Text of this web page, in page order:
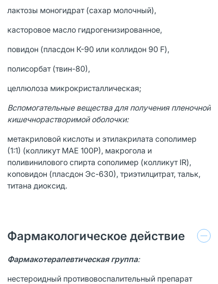
лактозы моногидрат (сахар молочный),
касторовое масло гидрогенизированное,
повидон (пласдон К-90 или коллидон 90 F),
полисорбат (твин-80),
целлюлоза микрокристаллическая;
Вспомогательные вещества для получения пленочной
кишечнорастворимой оболочки:
метакриловой кислоты и этилакрилата сополимер
(1:1) (колликут МАЕ 100Р), макрогола и
поливинилового спирта сополимер (колликут IR),
коповидон (пласдон Эс-630), триэтилцитрат, тальк,
титана диоксид.
Фармакологическое действие
Фармакотерапевтическая группа:
нестероидный противовоспалительный препарат